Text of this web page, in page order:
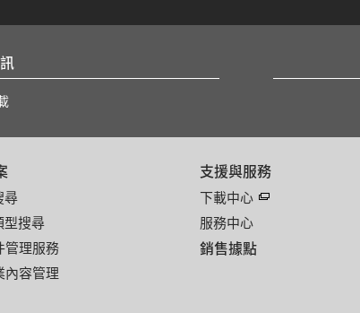
尋
型搜尋
管理服務
內容管理
支援與服務
下載中心
服務中心
銷售據點